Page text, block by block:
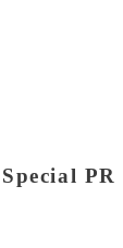
Special PR